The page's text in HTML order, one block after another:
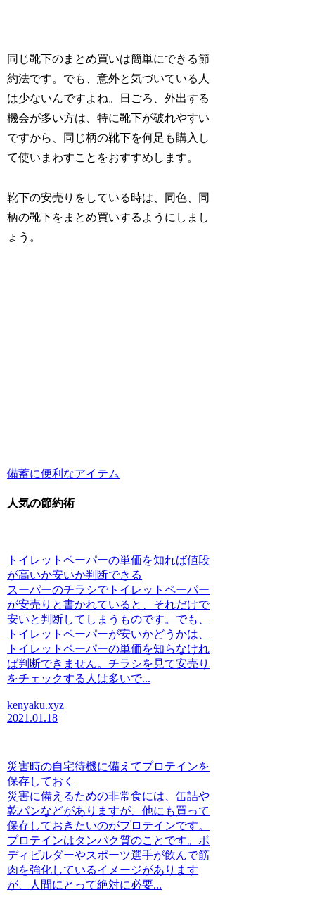
同じ靴下のまとめ買いは簡単にできる節
約法です。でも、意外と気づいている人
は少ないんですよね。日ごろ、外出する
機会が多い方は、特に靴下が破れやすい
ですから、同じ柄の靴下を何足も購入し
て使いまわすことをおすすめします。
靴下の安売りをしている時は、同色、同
柄の靴下をまとめ買いするようにしまし
ょう。
備蓄に便利なアイテム
人気の節約術
トイレットペーパーの単価を知れば値段
が高いか安いか判断できる
スーパーのチラシでトイレットペーパー
が安売りと書かれていると、それだけで
安いと判断してしまうものです。でも、
トイレットペーパーが安いかどうかは、
トイレットペーパーの単価を知らなけれ
ば判断できません。チラシを見て安売り
をチェックする人は多いで...
kenyaku.xyz
2021.01.18
災害時の自宅待機に備えてプロテインを
保存しておく
災害に備えるための非常食には、缶詰や
乾パンなどがありますが、他にも買って
保存しておきたいのがプロテインです。
プロテインはタンパク質のことです。ボ
ディビルダーやスポーツ選手が飲んで筋
肉を強化しているイメージがあります
が、人間にとって絶対に必要...